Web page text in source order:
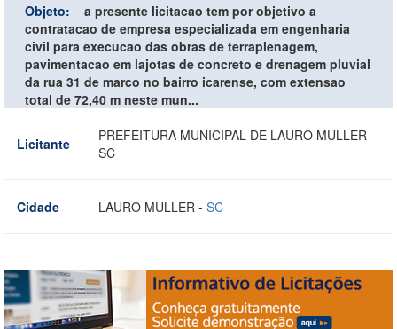
Objeto:
a presente licitacao tem por objetivo a
contratacao de empresa especializada em engenharia
civil para execucao das obras de terraplenagem,
pavimentacao em lajotas de concreto e drenagem pluvial
da rua 31 de marco no bairro icarense, com extensao
total de 72,40 m neste mun...
Licitante
PREFEITURA MUNICIPAL DE LAURO MULLER -
SC
Cidade LAURO MULLER - SC